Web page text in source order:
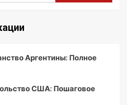
Аргентины: Полное
США: Пошаговое